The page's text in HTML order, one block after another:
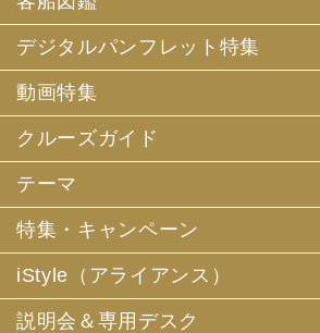
ンペーンのご案内
(2) 旅行参加後のご意見やご感想の提供
(3) アンケートのお願い
(4) 特典サービスの提供
(5) 統計資料の作成
にお客様の個人情報を利用させていた
す。
個人情報について、本人確認、本人と
す。
3. お客様個人情報の第三者への提供
(1) 当社は、お申込みいただいた旅行サ
それらのサービスの受領のための手続
デジタルパンフレット特集
動画特集
クルーズガイド
テーマ
特集・キャンペーン
iStyle（アライアンス）
説明会＆専用デスク